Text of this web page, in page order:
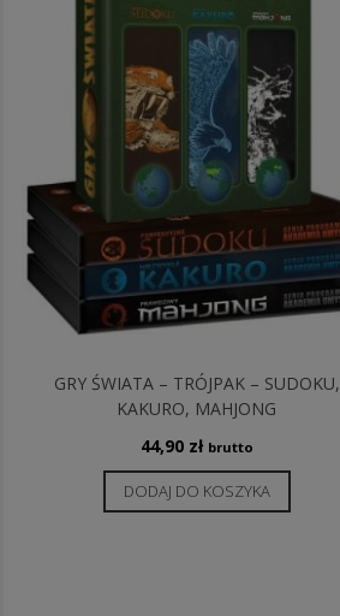
GRY ŚWIATA – TRÓJPAK – SUDOKU,
KAKURO, MAHJONG
44,90 zł brutto
DODAJ DO KOSZYKA